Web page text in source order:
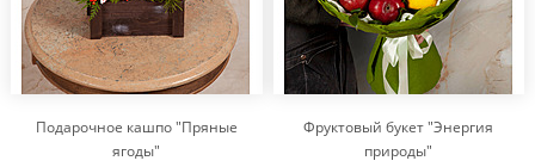
Подарочное кашпо "Пряные
ягоды"
Фруктовый букет "Энергия
природы"